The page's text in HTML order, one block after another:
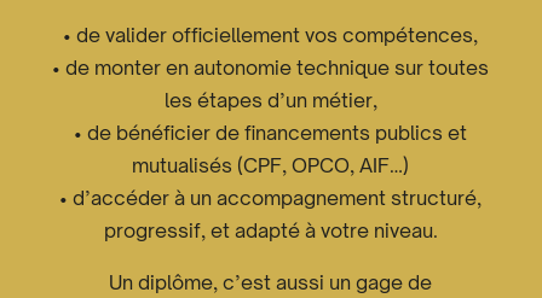
• de valider officiellement vos compétences,
• de monter en autonomie technique sur toutes
les étapes d’un métier,
• de bénéficier de financements publics et
mutualisés (CPF, OPCO, AIF…)
• d’accéder à un accompagnement structuré,
progressif, et adapté à votre niveau.
Un diplôme, c’est aussi un gage de